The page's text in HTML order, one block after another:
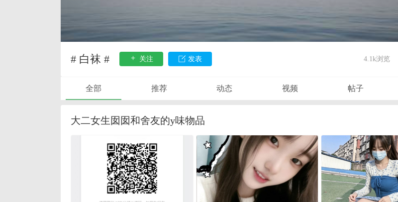
# 白袜 # 关注 发表 4.1k浏览
全部 推荐 动态 视频 帖子
大二女生囡囡和舍友的y味物品